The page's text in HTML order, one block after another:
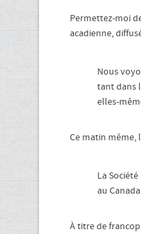
Permettez-moi
acadienne,
Nous
tant dans
elles-
Ce matin même,
La
au
À titre de